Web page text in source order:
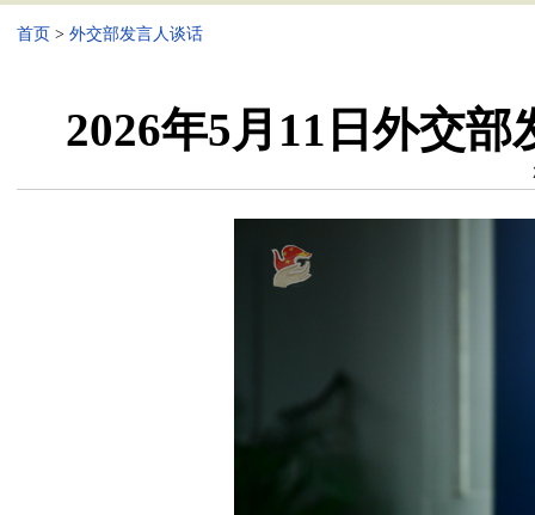
首页 > 外交部发言人谈话
2026年5月11日外交